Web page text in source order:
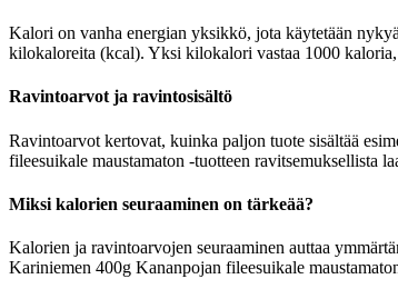
Kalori on vanha energian yksikkö, jota käytetään
kilokaloreita (kcal). Yksi kilokalori vastaa 1000
Ravintoarvot ja ravintosisältö
Ravintoarvot kertovat, kuinka paljon tuote sisältää
fileesuikale maustamaton -tuotteen ravitsemuksellista
Miksi kalorien seuraaminen on tärkeää?
Kalorien ja ravintoarvojen seuraaminen auttaa
Kariniemen 400g Kananpojan fileesuikale